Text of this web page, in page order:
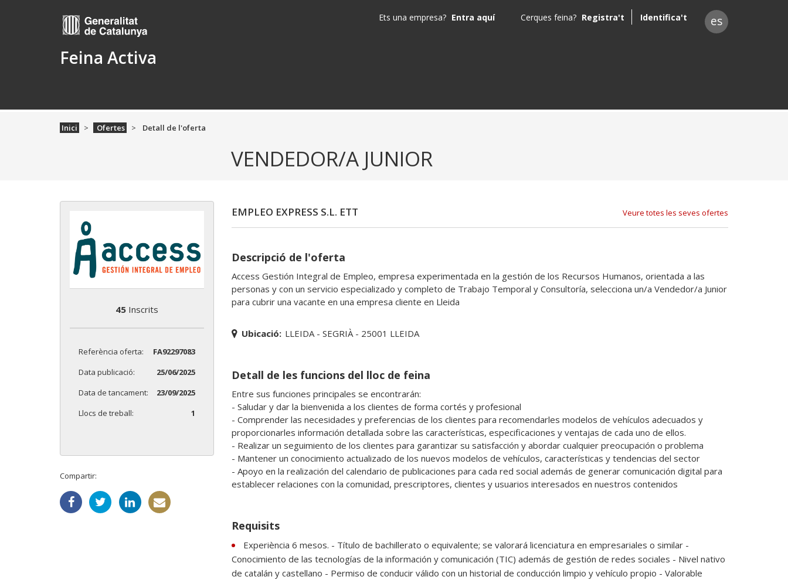
Feina Activa
Ets una empresa? Entra aquí Cerques feina? Registra't Identifica't es
Inici Ofertes Detall de l'oferta
VENDEDOR/A JUNIOR
45Inscrits
Referència oferta:
FA92297083
Data publicació:
25/06/2025
Data de tancament:
23/09/2025
Llocs de treball:
1
Compartir:
EMPLEO EXPRESS S.L. ETT Veure totes les seves ofertes
Descripció de l'oferta
Access Gestión Integral de Empleo, empresa experimentada en la gestión de los Recursos Humanos, orientada a las
personas y con un servicio especializado y completo de Trabajo Temporal y Consultoría, selecciona un/a Vendedor/a Junior
Ubicació: LLEIDA - SEGRIÀ - 25001 LLEIDA
Detall de les funcions del lloc de feina
Entre sus funciones principales se encontrarán:
- Saludar y dar la bienvenida a los clientes de forma cortés y profesional
- Comprender las necesidades y preferencias de los clientes para recomendarles modelos de vehículos adecuados y
proporcionarles información detallada sobre las características, especificaciones y ventajas de cada uno de ellos.
- Realizar un seguimiento de los clientes para garantizar su satisfacción y abordar cualquier preocupación o problema
- Mantener un conocimiento actualizado de los nuevos modelos de vehículos, características y tendencias del sector
- Apoyo en la realización del calendario de publicaciones para cada red social además de generar comunicación digital para
Requisits
Experiència 6 mesos. - Título de bachillerato o equivalente; se valorará licenciatura en empresariales o similar -
Conocimiento de las tecnologías de la información y comunicación (TIC) además de gestión de redes sociales - Nivel nativo
de catalán y castellano - Permiso de conducir válido con un historial de conducción limpio y vehículo propio - Valorable